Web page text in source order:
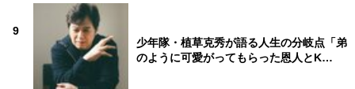
9
少年隊・植草克秀が語る人生の分岐点「弟
のように可愛がってもらった恩人とK…